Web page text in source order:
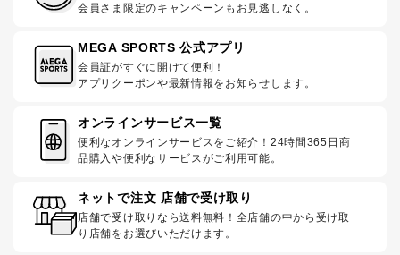
会員さま限定のキャンペーンもお見逃しなく。
MEGA SPORTS 公式アプリ
会員証がすぐに開けて便利！
アプリクーポンや最新情報をお知らせします。
オンラインサービス一覧
便利なオンラインサービスをご紹介！24時間365日商
品購入や便利なサービスがご利用可能。
ネットで注文 店舗で受け取り
店舗で受け取りなら送料無料！全店舗の中から受け取
り店舗をお選びいただけます。